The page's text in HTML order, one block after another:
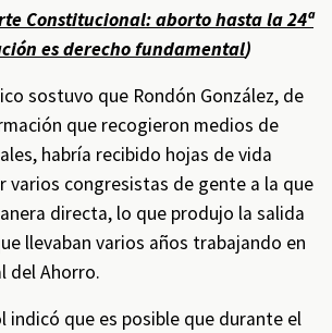
Constitucional: aborto hasta la 24ª
es derecho fundamental)
sostuvo que Rondón González, de
que recogieron medios de
habría recibido hojas de vida
varios congresistas de gente a la que
directa, lo que produjo la salida
llevaban varios años trabajando en
del Ahorro.
indicó que es posible que durante el